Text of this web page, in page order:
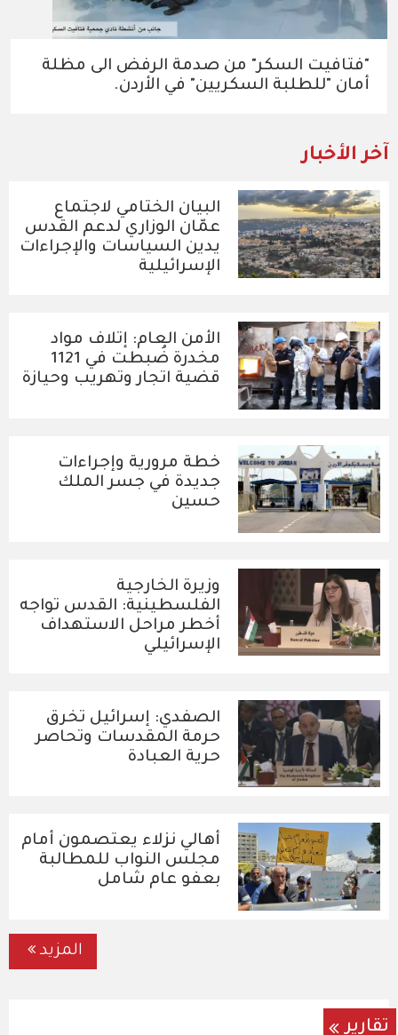
"فتافيت السكر" من صدمة الرفض الى مظلة
أمان "للطلبة السكريين" في الأردن.
آخر الأخبار
البيان الختامي لاجتماع
عمّان الوزاري لدعم القدس
يدين السياسات والإجراءات
الإسرائيلية
الأمن العام: إتلاف مواد
مخدرة ضُبطت في 1121
قضية اتجار وتهريب وحيازة
خطة مرورية وإجراءات
جديدة في جسر الملك
حسين
وزيرة الخارجية
الفلسطينية: القدس تواجه
أخطر مراحل الاستهداف
الإسرائيلي
الصفدي: إسرائيل تخرق
حرمة المقدسات وتحاصر
حرية العبادة
أهالي نزلاء يعتصمون أمام
مجلس النواب للمطالبة
بعفو عام شامل
المزيد
تقارير